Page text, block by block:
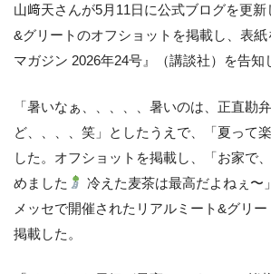
山﨑天さんが5月11日に公式ブログを更新
&グリートのオフショットを掲載し、表
マガジン 2026年24号』（講談社）を告知
「暑いなぁ、、、、、暑いのは、正直勘
ど、、、、笑」としたうえで、「夏って
した。オフショットを掲載し、「お家で
めました
冷えた麦茶は最高だよねぇ〜
メッセで開催されたリアルミート&グリ
掲載した。